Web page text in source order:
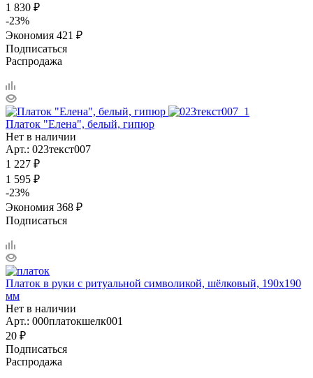
1 830 ₽
-23%
Экономия 421 ₽
Подписаться
Распродажа
Платок "Елена", белый, гипюр
Нет в наличии
Арт.: 023текст007
1 227 ₽
1 595 ₽
-23%
Экономия 368 ₽
Подписаться
Платок в руки с ритуальной символикой, шёлковый, 190х190
мм
Нет в наличии
Арт.: 000платокшелк001
20 ₽
Подписаться
Распродажа